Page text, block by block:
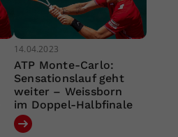
14.04.2023
ATP Monte-Carlo:
Sensationslauf geht
weiter – Weissborn
im Doppel-Halbfinale